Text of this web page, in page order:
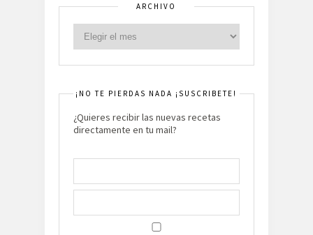
ARCHIVO
¡NO TE PIERDAS NADA ¡SUSCRIBETE!
¿Quieres recibir las nuevas recetas
directamente en tu mail?